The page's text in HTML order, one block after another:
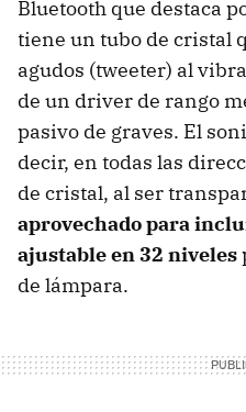
Bluetooth que destaca
tiene un tubo de cristal
agudos (tweeter) al
de un driver de rango
pasivo de graves. El
decir, en todas las
de cristal, al ser
aprovechado para
ajustable en 32 niveles
de lámpara.